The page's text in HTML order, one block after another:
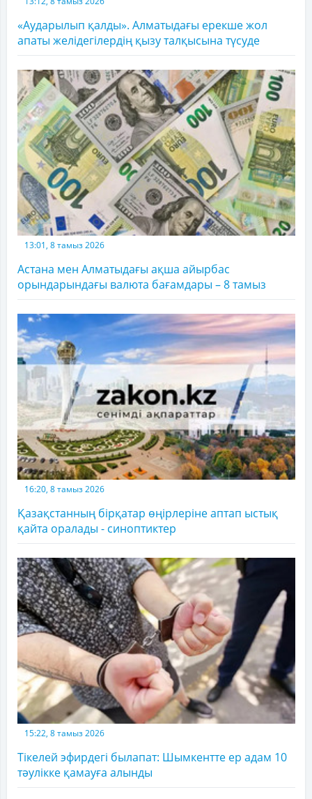
«Аударылып қалды». Алматыдағы ерекше жол
апаты желідегілердің қызу талқысына түсуде
13:01, 8 тамыз 2026
Астана мен Алматыдағы ақша айырбас
орындарындағы валюта бағамдары – 8 тамыз
16:20, 8 тамыз 2026
Қазақстанның бірқатар өңірлеріне аптап ыстық
қайта оралады - синоптиктер
15:22, 8 тамыз 2026
Тікелей эфирдегі былапат: Шымкентте ер адам 10
тәулікке қамауға алынды